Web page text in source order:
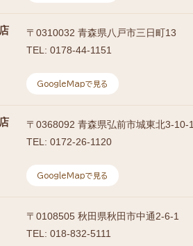
〒 0310032 青森県八戸市三日町13
TEL: 0178-44-1151
GoogleMapで見る
〒 0368092 青森県弘前市城東北3-10-1
TEL: 0172-26-1120
GoogleMapで見る
〒 0108505 秋田県秋田市中通2-6-1
TEL: 018-832-5111